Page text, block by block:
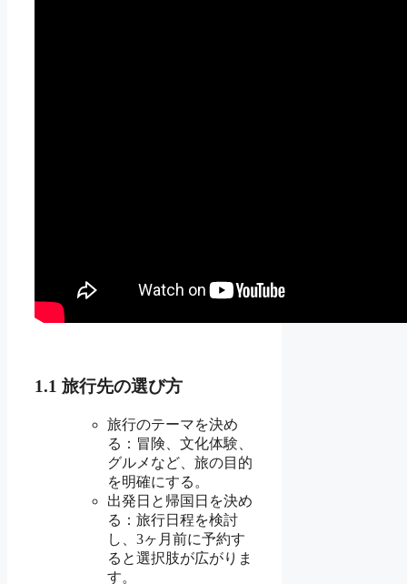
1.1 旅行先の選び方
旅行のテーマを決め
る：冒険、文化体験、
グルメなど、旅の目的
を明確にする。
出発日と帰国日を決め
る：旅行日程を検討
し、3ヶ月前に予約す
ると選択肢が広がりま
す。